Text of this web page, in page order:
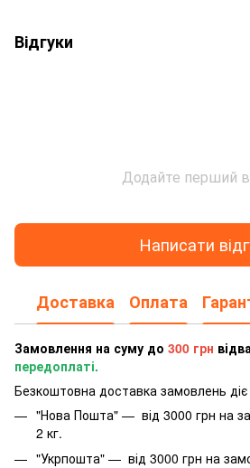
Відгуки
Додайте перший
Написати
Доставка Оплата
Замовлення на суму до 300 грн
передоплаті.
Безкоштовна доставка замовлень
"Нова Пошта" — від 3000 грн на
2 кг.
"Укрпошта" — від 3000 грн на